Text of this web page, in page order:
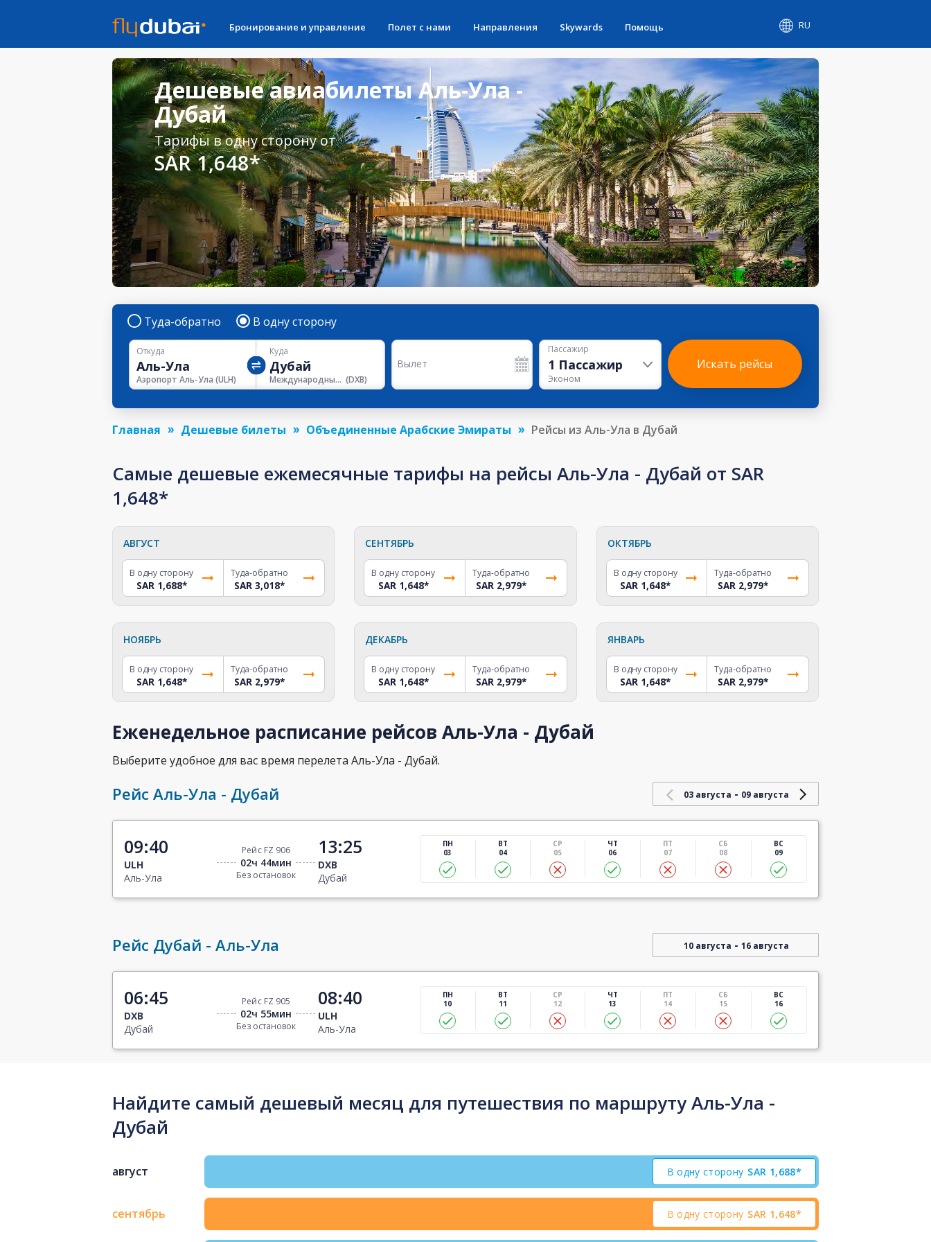
Бронирование и управление Полет с нами Направления Skywards Помощь RU
Дешевые авиабилеты Аль-Ула -
Дубай
Тарифы в одну сторону от
SAR 1,648*
Туда-обратно В одну сторону
Откуда
Аэропорт Аль-Ула (ULH)
Куда
Международный Аэропорт Дубая (DXB)
Вылет
Пассажир
1 Пассажир
Эконом
Искать рейсы
Главная Дешевые билеты Объединенные Арабские Эмираты Рейсы из Аль-Ула в Дубай
Самые дешевые ежемесячные тарифы на рейсы Аль-Ула - Дубай от SAR
1,648*
АВГУСТ
В одну сторону
SAR 1,688*
Туда-обратно
SAR 3,018*
СЕНТЯБРЬ
В одну сторону
SAR 1,648*
Туда-обратно
SAR 2,979*
ОКТЯБРЬ
В одну сторону
SAR 1,648*
Туда-обратно
SAR 2,979*
НОЯБРЬ
В одну сторону
SAR 1,648*
Туда-обратно
SAR 2,979*
ДЕКАБРЬ
В одну сторону
SAR 1,648*
Туда-обратно
SAR 2,979*
ЯНВАРЬ
В одну сторону
SAR 1,648*
Туда-обратно
SAR 2,979*
Еженедельное расписание рейсов Аль-Ула - Дубай
Выберите удобное для вас время перелета Аль-Ула - Дубай.
Рейс Аль-Ула - Дубай 03 августа - 09 августа
09:40
ULH
Аль-Ула
Рейс FZ 906
02ч 44мин
Без остановок
13:25
DXB
Дубай
ПН
03
ВТ
04
СР
05
ЧТ
06
ПТ
07
СБ
08
ВС
09
Рейс Дубай - Аль-Ула 10 августа - 16 августа
06:45
DXB
Дубай
Рейс FZ 905
02ч 55мин
Без остановок
08:40
ULH
Аль-Ула
ПН
10
ВТ
11
СР
12
ЧТ
13
ПТ
14
СБ
15
ВС
16
Найдите самый дешевый месяц для путешествия по маршруту Аль-Ула -
Дубай
август В одну сторону SAR 1,688*
сентябрь В одну сторону SAR 1,648*